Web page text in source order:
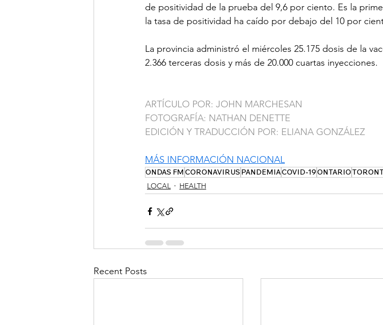
de positividad de la prueba del 9,6 por ciento. Es la
la tasa de positividad ha caído por debajo del 10 por
La provincia administró el miércoles 25.175 dosis de la
2.366 terceras dosis y más de 20.000 cuartas inyecciones.
ARTÍCULO POR: JOHN MARCHESAN
FOTOGRAFÍA: NATHAN DENETTE
EDICIÓN Y TRADUCCIÓN POR: ELIANA GONZÁLEZ
MÁS INFORMACIÓN NACIONAL
ONDAS FMCORONAVIRUS PANDEMIACOVID-19ONTARIO
LOCAL
HEALTH
Recent Posts